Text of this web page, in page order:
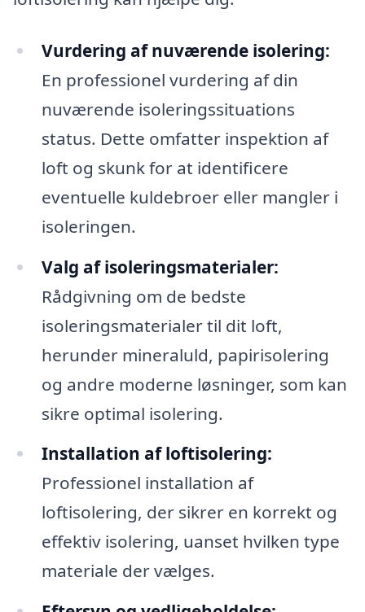
Vurdering af nuværende isolering:
En professionel vurdering af din
nuværende isoleringssituations
status. Dette omfatter inspektion af
loft og skunk for at identificere
eventuelle kuldebroer eller mangler i
isoleringen.
Valg af isoleringsmaterialer:
Rådgivning om de bedste
isoleringsmaterialer til dit loft,
herunder mineraluld, papirisolering
og andre moderne løsninger, som kan
sikre optimal isolering.
Installation af loftisolering:
Professionel installation af
loftisolering, der sikrer en korrekt og
effektiv isolering, uanset hvilken type
materiale der vælges.